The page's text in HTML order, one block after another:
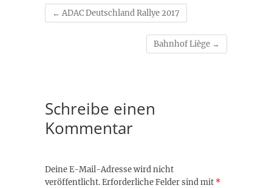
← ADAC Deutschland Rallye 2017
Bahnhof Liège →
Schreibe einen
Kommentar
Deine E-Mail-Adresse wird nicht
veröffentlicht.Erforderliche Felder sind mit *